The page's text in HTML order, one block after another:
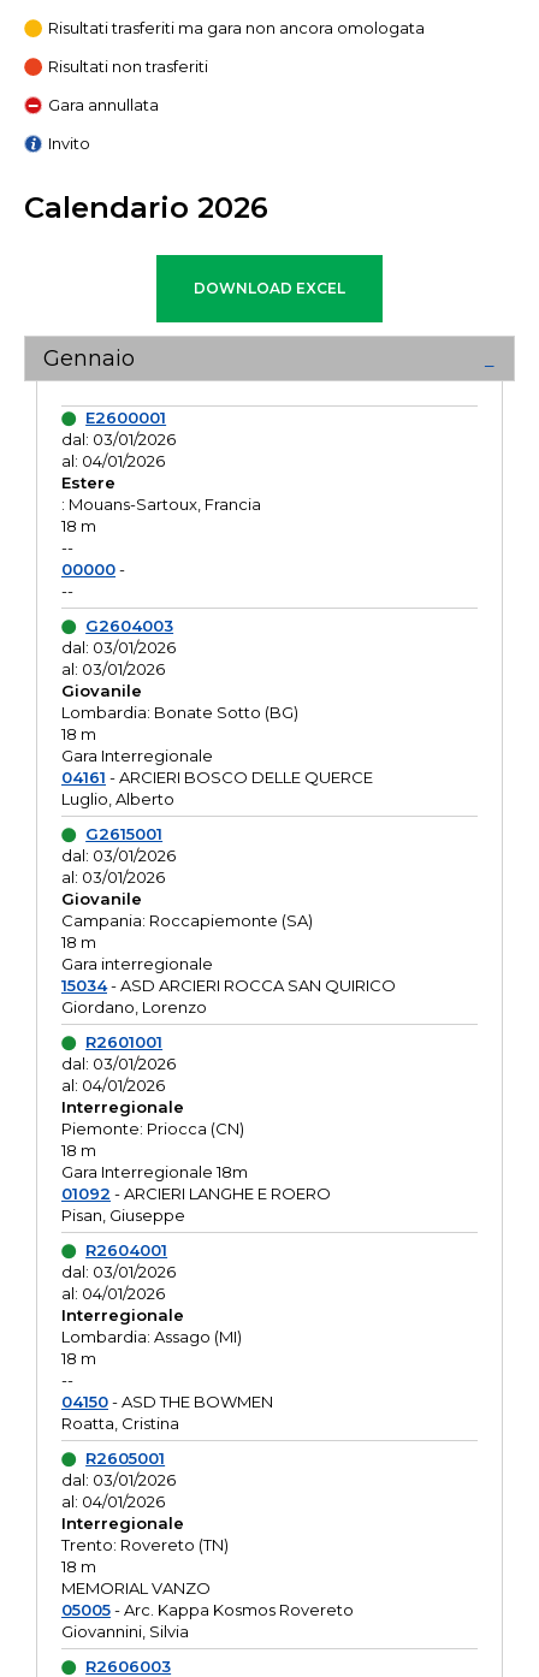
Risultati trasferiti ma gara non ancora omologata
Risultati non trasferiti
Gara annullata
Invito
Calendario 2026
Gennaio
E2600001
dal: 03/01/2026
al: 04/01/2026
Estere
: Mouans-Sartoux, Francia
18 m
--
00000-
--
G2604003
dal: 03/01/2026
al: 03/01/2026
Giovanile
Lombardia: Bonate Sotto (BG)
18 m
Gara Interregionale
04161 - ARCIERI BOSCO DELLE QUERCE
Luglio, Alberto
G2615001
dal: 03/01/2026
al: 03/01/2026
Giovanile
Campania: Roccapiemonte (SA)
18 m
Gara interregionale
15034- ASD ARCIERI ROCCA SAN QUIRICO
Giordano, Lorenzo
R2601001
dal: 03/01/2026
al: 04/01/2026
Interregionale
Piemonte: Priocca (CN)
18 m
Gara Interregionale 18m
01092 - ARCIERI LANGHE E ROERO
Pisan, Giuseppe
R2604001
dal: 03/01/2026
al: 04/01/2026
Interregionale
Lombardia: Assago (MI)
18 m
--
04150- ASD THE BOWMEN
Roatta, Cristina
R2605001
dal: 03/01/2026
al: 04/01/2026
Interregionale
Trento: Rovereto (TN)
18 m
MEMORIAL VANZO
05005- Arc. Kappa Kosmos Rovereto
Giovannini, Silvia
R2606003